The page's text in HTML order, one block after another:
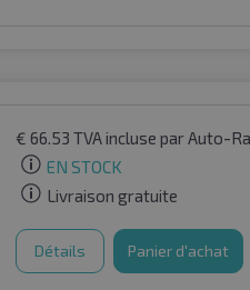
€ 66.53 TVA incluse par Auto-
EN STOCK
Livraison gratuite
Détails Panier d'achat